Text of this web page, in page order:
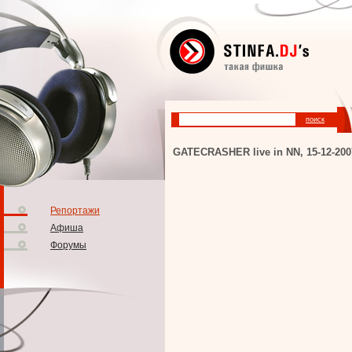
Репортажи
Афиша
Форумы
GATECRASHER live in NN, 15-12-